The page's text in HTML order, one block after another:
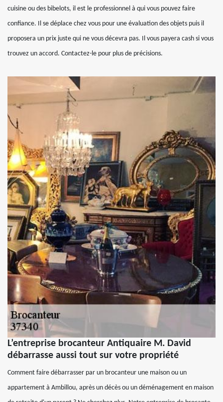
cuisine ou des bibelots, il est le professionnel à qui vous pouvez faire
confiance. Il se déplace chez vous pour une évaluation des objets puis il
proposera un prix juste qui ne vous décevra pas. Il vous payera cash si vous
trouvez un accord. Contactez-le pour plus de précisions.
L’entreprise brocanteur Antiquaire M. David
débarrasse aussi tout sur votre propriété
Comment faire débarrasser par un brocanteur une maison ou un
appartement à Ambillou, après un décès ou un déménagement en maison